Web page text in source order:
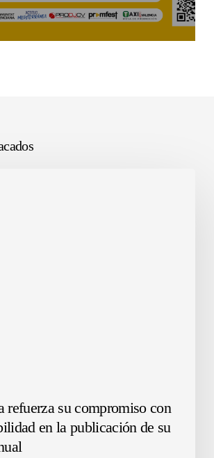
refuerza su compromiso con
en la publicación de su